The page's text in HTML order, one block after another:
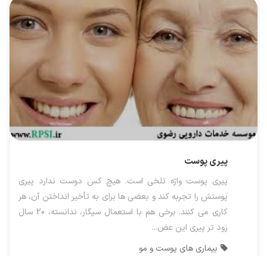
پیری پوست
پیری پوست واژه تلخی است. هیچ کس دوست ندارد پیری
پوستش را تجربه کند و بعضی ها برای به تأخیر انداختن آن، هر
کاری می کنند. برخی هم با استعمال سیگار، ندانسته، 20 سال
زود تر پیری این عض...
بیماری های پوست و مو